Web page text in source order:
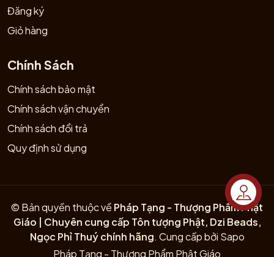
Đăng ký
Giỏ hàng
Chính Sách
Chính sách bảo mật
Chính sách vận chuyển
Chính sách đổi trả
Quy định sử dụng
© Bản quyền thuộc về Pháp Tạng - Thượng Phẩm Phật
Giáo | Chuyên cung cấp Tôn tượng Phật, Dzi Beads,
Ngọc Phỉ Thuý chính hãng. Cung cấp bởi Sapo
Pháp Tạng - Thượng Phẩm Phật Giáo
Liên hệ